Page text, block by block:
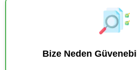
Bize Neden